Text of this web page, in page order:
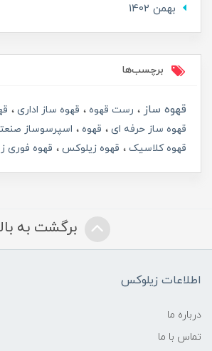
بهمن 1402
برچسب‌ها
قهوه ساز رست قهوه قهوه ساز اداری
قهوه ساز حرفه ای
قهوه
اسپرسوساز
قهوه کلاسیک
قهوه زیلوکس قهوه فوری
برگشت به
اطلاعات زیلوکس
درباره ما
تماس با ما